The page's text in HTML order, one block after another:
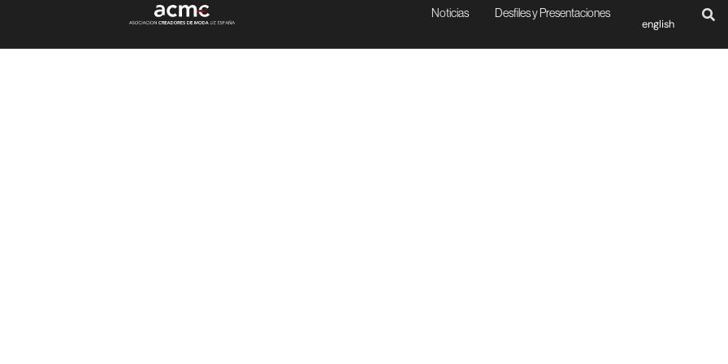
Noticias Desfiles y Presentaciones
english